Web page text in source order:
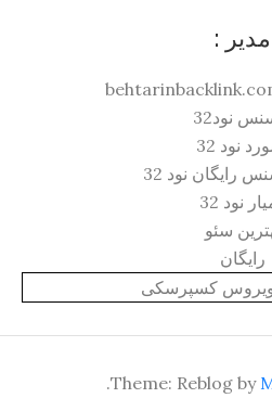
مدیر :
نود32
نود 32
رایگان نود 32
نود 32
سئو
رایگان
ویروس کسپرسکی
Theme: Reblog by
.